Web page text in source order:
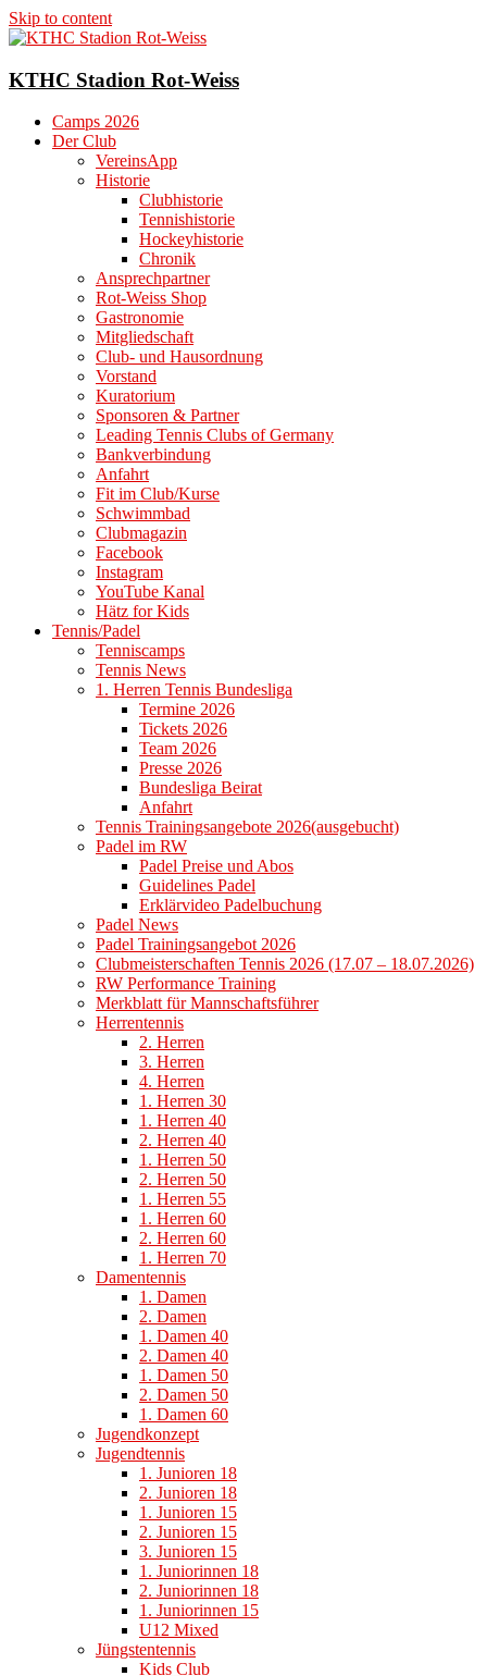
Skip to content
KTHC Stadion Rot-Weiss
Camps 2026
Der Club
VereinsApp
Historie
Clubhistorie
Tennishistorie
Hockeyhistorie
Chronik
Ansprechpartner
Rot-Weiss Shop
Gastronomie
Mitgliedschaft
Club- und Hausordnung
Vorstand
Kuratorium
Sponsoren & Partner
Leading Tennis Clubs of Germany
Bankverbindung
Anfahrt
Fit im Club/Kurse
Schwimmbad
Clubmagazin
Facebook
Instagram
YouTube Kanal
Hätz for Kids
Tennis/Padel
Tenniscamps
Tennis News
1. Herren Tennis Bundesliga
Termine 2026
Tickets 2026
Team 2026
Presse 2026
Bundesliga Beirat
Anfahrt
Tennis Trainingsangebote 2026(ausgebucht)
Padel im RW
Padel Preise und Abos
Guidelines Padel
Erklärvideo Padelbuchung
Padel News
Padel Trainingsangebot 2026
Clubmeisterschaften Tennis 2026 (17.07 – 18.07.2026)
RW Performance Training
Merkblatt für Mannschaftsführer
Herrentennis
2. Herren
3. Herren
4. Herren
1. Herren 30
1. Herren 40
2. Herren 40
1. Herren 50
2. Herren 50
1. Herren 55
1. Herren 60
2. Herren 60
1. Herren 70
Damentennis
1. Damen
2. Damen
1. Damen 40
2. Damen 40
1. Damen 50
2. Damen 50
1. Damen 60
Jugendkonzept
Jugendtennis
1. Junioren 18
2. Junioren 18
1. Junioren 15
2. Junioren 15
3. Junioren 15
1. Juniorinnen 18
2. Juniorinnen 18
1. Juniorinnen 15
U12 Mixed
Jüngstentennis
Kids Club